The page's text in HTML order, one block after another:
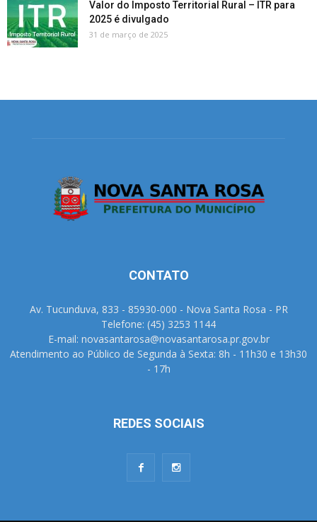
Valor do Imposto Territorial Rural – ITR para
2025 é divulgado
31 de março de 2025
CONTATO
Av. Tucunduva, 833 - 85930-000 - Nova Santa Rosa - PR
Telefone: (45) 3253 1144
E-mail: novasantarosa@novasantarosa.pr.gov.br
Atendimento ao Público de Segunda à Sexta: 8h - 11h30 e 13h30
- 17h
REDES SOCIAIS